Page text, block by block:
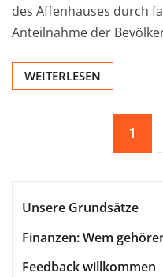
des Affenhauses durch
Anteilnahme der
WEITERLESEN
Beiträge
1
Unsere Grundsätze
Finanzen: Wem
Feedback willkommen